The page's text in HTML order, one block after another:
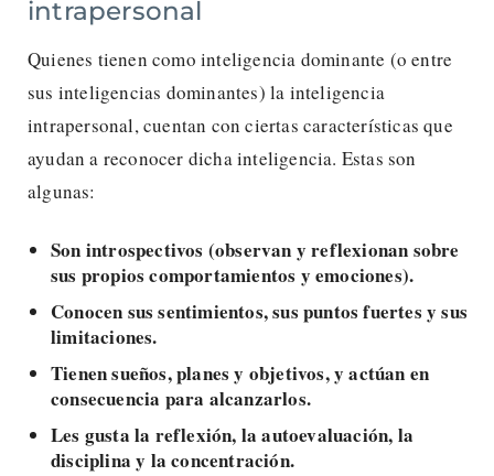
intrapersonal
Quienes tienen como inteligencia dominante (o entre
sus inteligencias dominantes) la inteligencia
intrapersonal, cuentan con ciertas características que
ayudan a reconocer dicha inteligencia. Estas son
algunas:
Son introspectivos (observan y reflexionan sobre
sus propios comportamientos y emociones).
Conocen sus sentimientos, sus puntos fuertes y sus
limitaciones.
Tienen sueños, planes y objetivos, y actúan en
consecuencia para alcanzarlos.
Les gusta la reflexión, la autoevaluación, la
disciplina y la concentración.